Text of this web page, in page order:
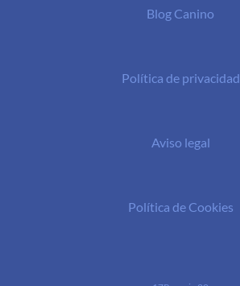
Blog Canino
Política de privacidad
Aviso legal
Política de Cookies